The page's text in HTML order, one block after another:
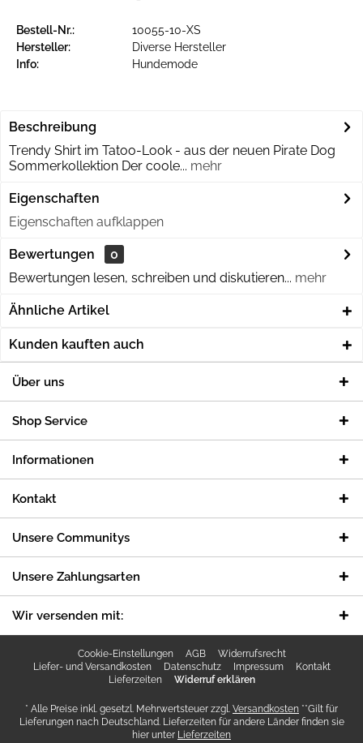
Bestell-Nr.:
10055-10-XS
Hersteller:
Diverse Hersteller
Info:
Hundemode
Beschreibung
Trendy Shirt im Tatoo-Look - aus der neuen Pirate Dog
Sommerkollektion Der coole... mehr
Eigenschaften
Eigenschaften aufklappen
Bewertungen
0
Bewertungen lesen, schreiben und diskutieren... mehr
Ähnliche Artikel
Kunden kauften auch
Über uns
Shop Service
Informationen
Kontakt
Unsere Communitys
Unsere Zahlungsarten
Wir versenden mit:
Cookie-Einstellungen AGB
Widerrufsrecht
Liefer- und Versandkosten
Datenschutz Impressum
Kontakt
Lieferzeiten
Widerruf erklären
* Alle Preise inkl. gesetzl. Mehrwertsteuer zzgl. Versandkosten **Gilt für
Lieferungen nach Deutschland. Lieferzeiten für andere Länder finden sie
hier unter Lieferzeiten